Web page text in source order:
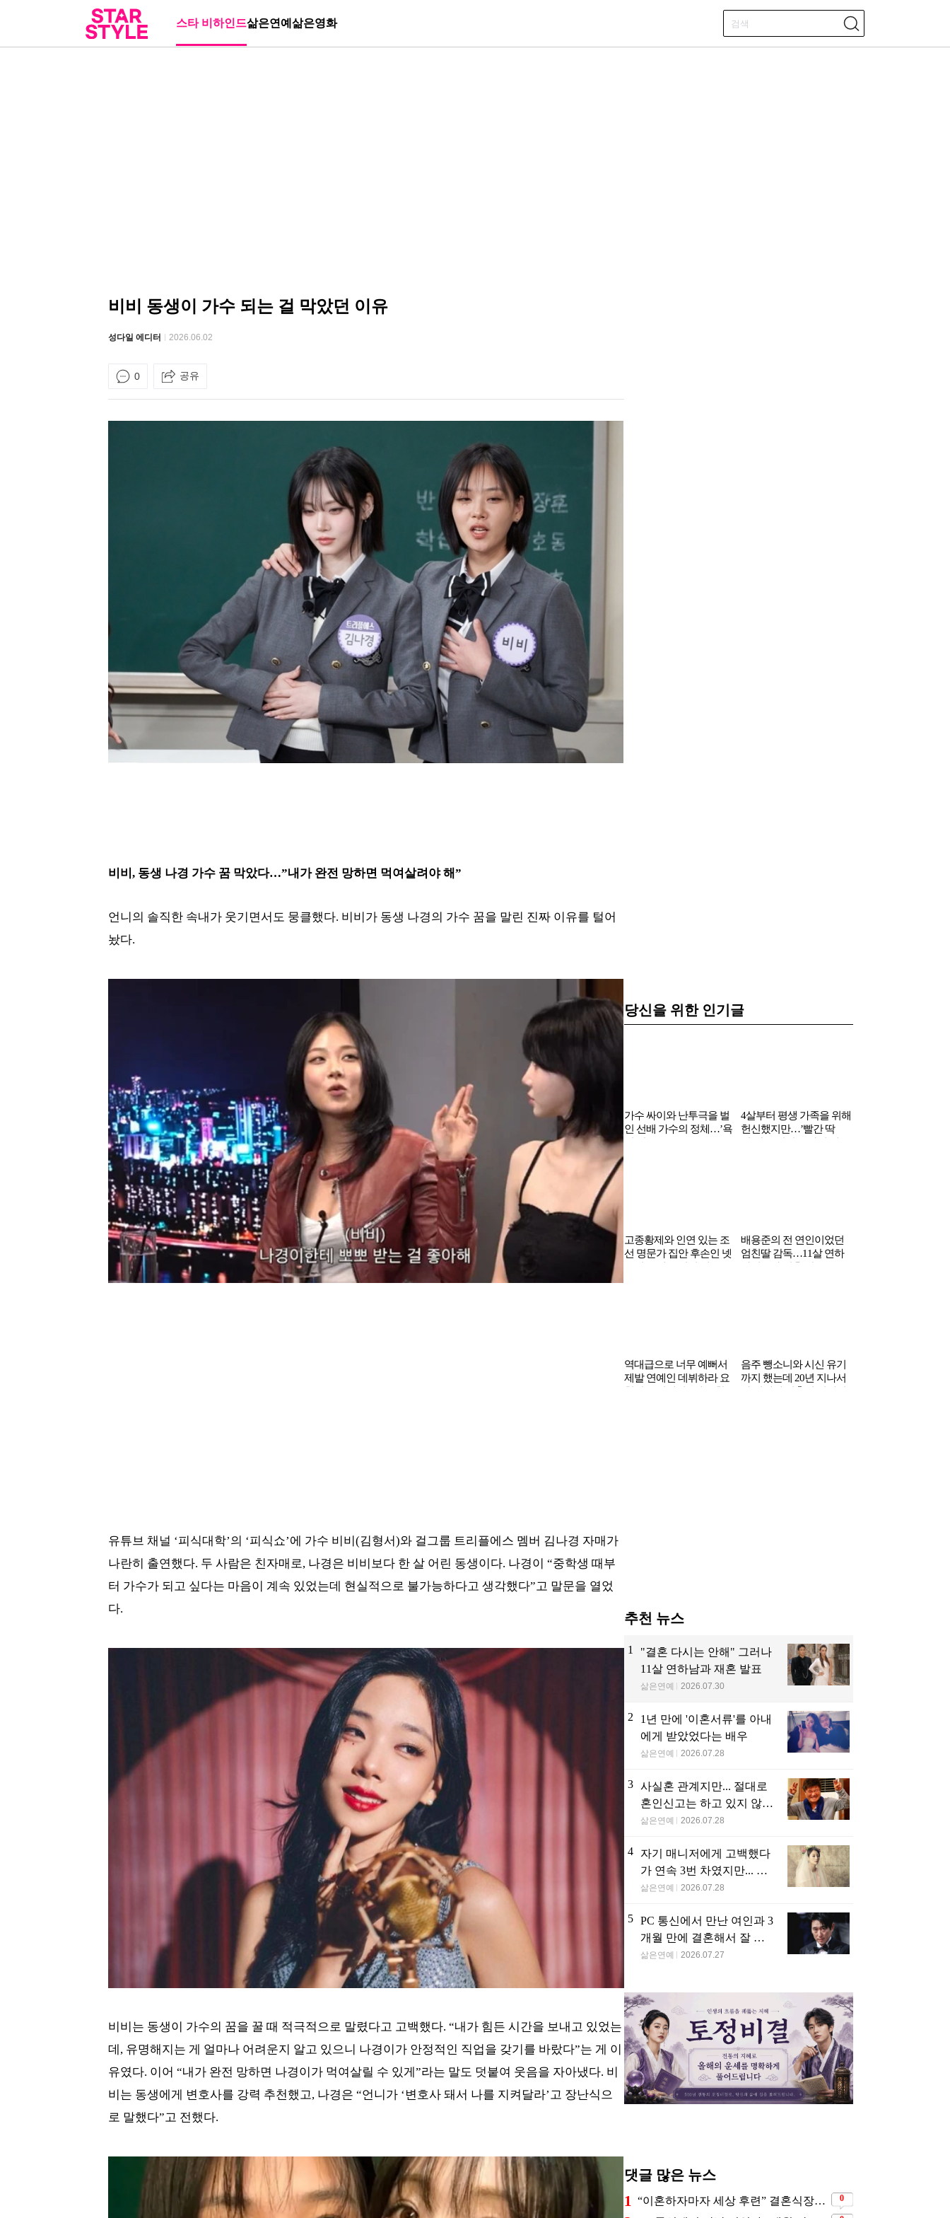
스타 비하인드삶은연예 삶은영화
비비 동생이 가수 되는 걸 막았던 이유
성다일 에디터 2026.06.02
0 공유
비비, 동생 나경 가수 꿈 막았다…”내가 완전 망하면 먹여살려야 해”
언니의 솔직한 속내가 웃기면서도 뭉클했다. 비비가 동생 나경의 가수 꿈을 말린 진짜 이유를 털어
놨다.
유튜브 채널 ‘피식대학’의 ‘피식쇼’에 가수 비비(김형서)와 걸그룹 트리플에스 멤버 김나경 자매가
나란히 출연했다. 두 사람은 친자매로, 나경은 비비보다 한 살 어린 동생이다. 나경이 “중학생 때부
터 가수가 되고 싶다는 마음이 계속 있었는데 현실적으로 불가능하다고 생각했다”고 말문을 열었
다.
비비는 동생이 가수의 꿈을 꿀 때 적극적으로 말렸다고 고백했다. “내가 힘든 시간을 보내고 있었는
데, 유명해지는 게 얼마나 어려운지 알고 있으니 나경이가 안정적인 직업을 갖기를 바랐다”는 게 이
유였다. 이어 “내가 완전 망하면 나경이가 먹여살릴 수 있게”라는 말도 덧붙여 웃음을 자아냈다. 비
비는 동생에게 변호사를 강력 추천했고, 나경은 “언니가 ‘변호사 돼서 나를 지켜달라’고 장난식으
로 말했다”고 전했다.
당신을 위한 인기글
인 선배 가수의 정체…’욕
설 난무’
헌신했지만…’빨간 딱
지’만 물려받은 아역 배우
고종황제와 인연 있는 조
선 명문가 집안 후손인 넷
플릭스 대표 미녀 배우
배용준의 전 연인이었던
엄친딸 감독…11살 연하
아이돌과 결혼 발표
제발 연예인 데뷔하라 요
청받은 연예인 2세 근황